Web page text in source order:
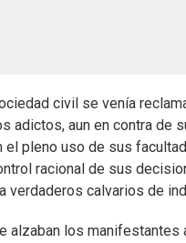
civil se venía
adictos, aun en contra de
el pleno uso de sus
racional de sus
verdaderos calvarios de
alzaban los